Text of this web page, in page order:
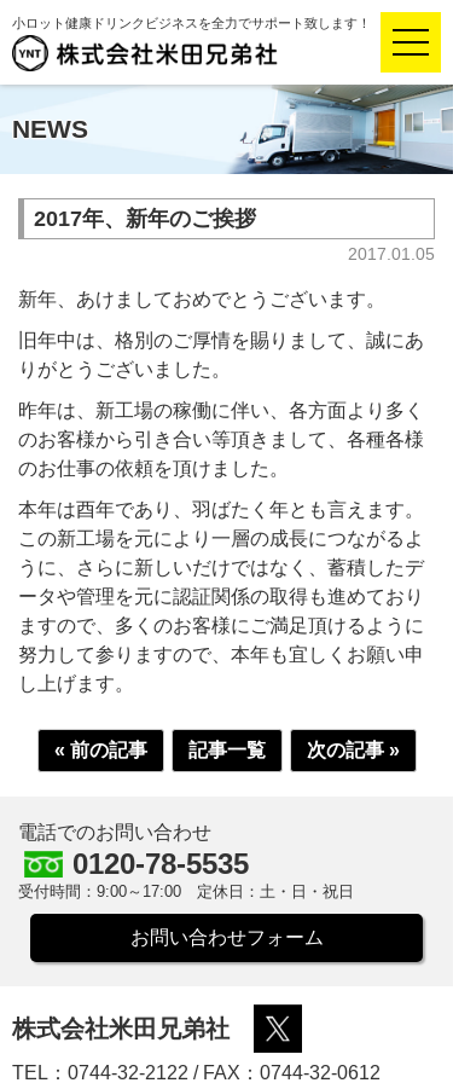
小ロット健康ドリンクビジネスを全力でサポート致します！
NEWS
2017年、新年のご挨拶
2017.01.05
新年、あけましておめでとうございます。
旧年中は、格別のご厚情を賜りまして、誠にあ
りがとうございました。
昨年は、新工場の稼働に伴い、各方面より多く
のお客様から引き合い等頂きまして、各種各様
のお仕事の依頼を頂けました。
本年は酉年であり、羽ばたく年とも言えます。
この新工場を元により一層の成長につながるよ
うに、さらに新しいだけではなく、蓄積したデ
ータや管理を元に認証関係の取得も進めており
ますので、多くのお客様にご満足頂けるように
努力して参りますので、本年も宜しくお願い申
し上げます。
« 前の記事 記事一覧 次の記事 »
電話でのお問い合わせ
0120-78-5535
受付時間：9:00～17:00 定休日：土・日・祝日
お問い合わせフォーム
株式会社米田兄弟社
TEL：0744-32-2122 / FAX：0744-32-0612